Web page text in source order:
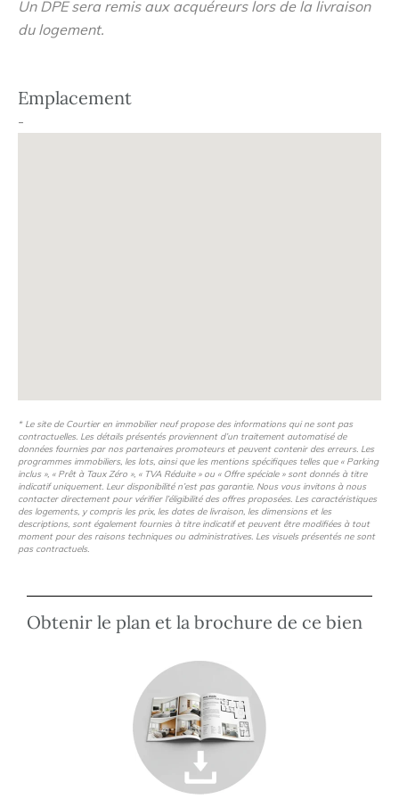
Commerces à proximité immédiate
Entrée avec cuisine, une salle d'eau avec WC et une
luminosité tout au long de la journée.
Un DPE sera remis aux acquéreurs lors de la livraison
du logement.
Emplacement
-
* Le site de Courtier en immobilier neuf propose des informations qui ne sont pas
contractuelles. Les détails présentés proviennent d’un traitement automatisé de
données fournies par nos partenaires promoteurs et peuvent contenir des erreurs. Les
programmes immobiliers, les lots, ainsi que les mentions spécifiques telles que « Parking
inclus », « Prêt à Taux Zéro », « TVA Réduite » ou « Offre spéciale » sont donnés à titre
indicatif uniquement. Leur disponibilité n’est pas garantie. Nous vous invitons à nous
contacter directement pour vérifier l’éligibilité des offres proposées. Les caractéristiques
des logements, y compris les prix, les dates de livraison, les dimensions et les
descriptions, sont également fournies à titre indicatif et peuvent être modifiées à tout
moment pour des raisons techniques ou administratives. Les visuels présentés ne sont
pas contractuels.
Obtenir le plan et la brochure de ce bien